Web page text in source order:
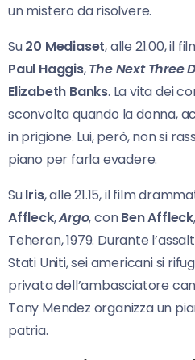
un mistero da risolvere.
Su20 Mediaset, alle 21.00, il
Paul Haggis,The Next Three
Elizabeth Banks. La vita dei
sconvolta quando la donna,
in prigione. Lui, però, non si
piano per farla evadere.
SuIris, alle 21.15, il film
Affleck,Argo, conBen Affleck,
Teheran, 1979. Durante
Stati Uniti, sei americani si
privata dell’ambasciatore
Tony Mendez organizza un
patria.